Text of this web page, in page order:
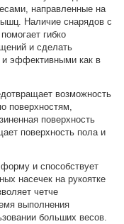
направленные на
Наличие снарядов с
гибко
и сделать
и эффективными как в
возможность
поверхностям,
поверхность
поверхность пола и
и способствует
насечек на рукоятке
четче
выполнения
больших весов.